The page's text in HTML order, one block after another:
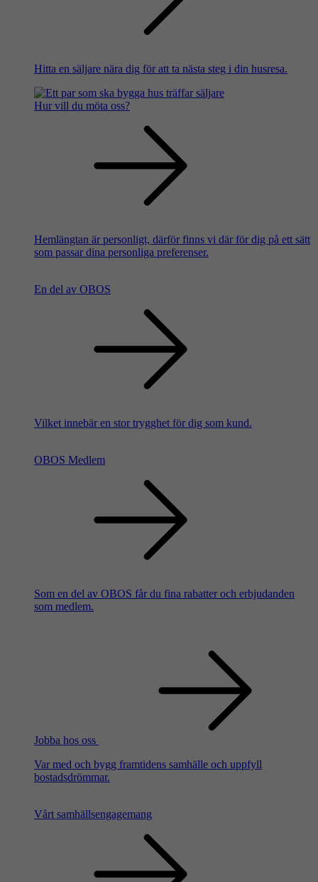
Hitta en säljare nära dig för att ta nästa steg i din husresa.
Hur vill du möta oss?
Hemlängtan är personligt, därför finns vi där för dig på ett sätt
som passar dina personliga preferenser.
En del av OBOS
Vilket innebär en stor trygghet för dig som kund.
OBOS Medlem
Som en del av OBOS får du fina rabatter och erbjudanden
som medlem.
Jobba hos oss
Var med och bygg framtidens samhälle och uppfyll
bostadsdrömmar.
Vårt samhällsengagemang